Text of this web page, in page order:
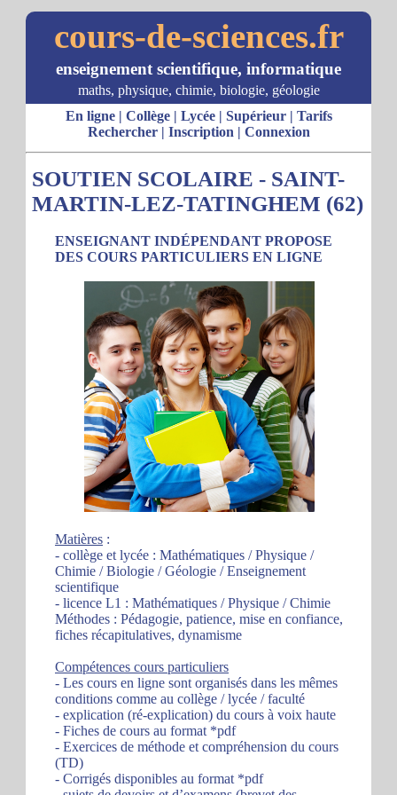
cours-de-sciences.fr
enseignement scientifique, informatique
maths, physique, chimie, biologie, géologie
En ligne| Collège| Lycée| Supérieur| Tarifs
Rechercher| Inscription | Connexion
SOUTIEN SCOLAIRE - SAINT-
MARTIN-LEZ-TATINGHEM (62)
ENSEIGNANT INDÉPENDANT PROPOSE
DES COURS PARTICULIERS EN LIGNE
Matières :
- collège et lycée : Mathématiques / Physique /
Chimie / Biologie / Géologie / Enseignement
scientifique
- licence L1 : Mathématiques / Physique / Chimie
Méthodes : Pédagogie, patience, mise en confiance,
fiches récapitulatives, dynamisme
Compétences cours particuliers
- Les cours en ligne sont organisés dans les mêmes
conditions comme au collège / lycée / faculté
- explication (ré-explication) du cours à voix haute
- Fiches de cours au format *pdf
- Exercices de méthode et compréhension du cours
(TD)
- Corrigés disponibles au format *pdf